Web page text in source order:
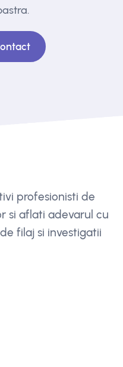
profesionisti de
si aflati adevarul cu
filaj si investigatii